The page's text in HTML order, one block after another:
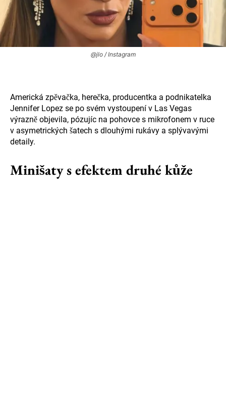
@jlo / Instagram
Americká zpěvačka, herečka, producentka a podnikatelka
Jennifer Lopez se po svém vystoupení v Las Vegas
výrazně objevila, pózujíc na pohovce s mikrofonem v ruce
v asymetrických šatech s dlouhými rukávy a splývavými
detaily.
Minišaty s efektem druhé kůže